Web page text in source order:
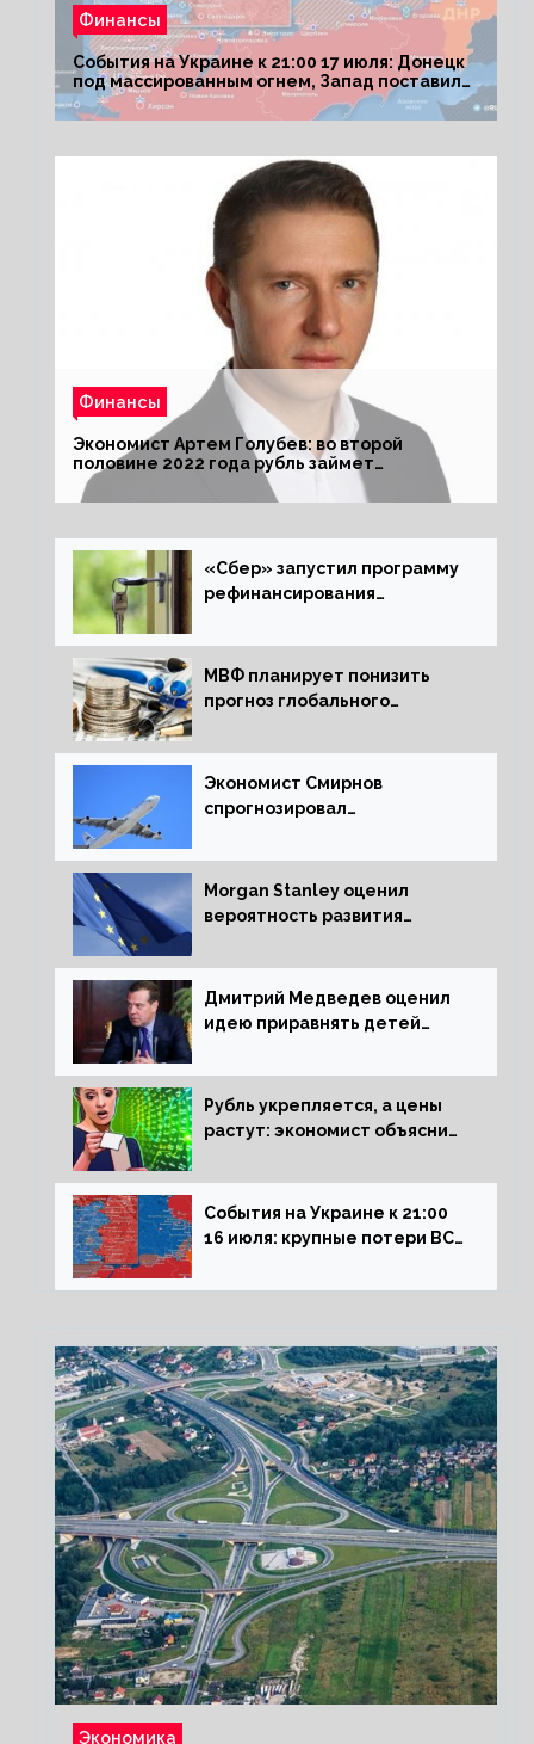
Финансы
События на Украине к 21:00 17 июля: Донецк
под массированным огнем, Запад поставил
Киеву ультиматум
Финансы
Экономист Артем Голубев: во второй
половине 2022 года рубль займет
комфортный курс
«Сбер» запустил программу
рефинансирования
МВФ планирует понизить
прогноз глобального
следующем отчете
Экономист Смирнов
спрогнозировал
России
Morgan Stanley оценил
вероятность развития
Дмитрий Медведев оценил
идею приравнять детей
Рубль укрепляется, а цены
растут: экономист объяснил
на рынок РФ
События на Украине к 21:00
16 июля: крупные потери ВСУ
обстреливает Донбасс из
Экономика